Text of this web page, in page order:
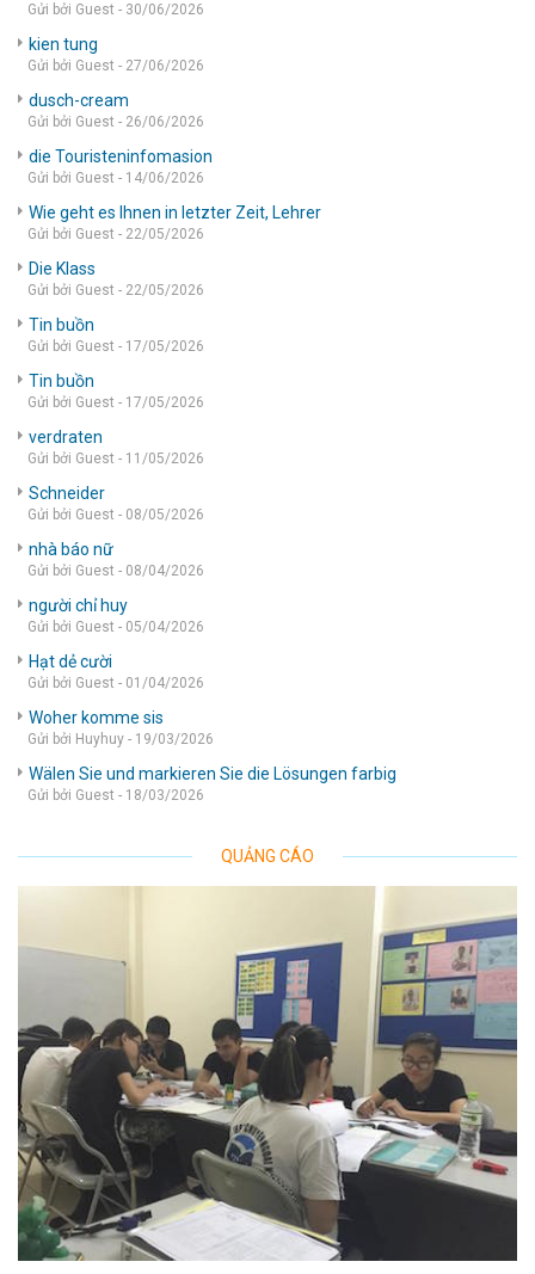
Gửi bởi Guest - 30/06/2026
kien tung
Gửi bởi Guest - 27/06/2026
dusch-cream
Gửi bởi Guest - 26/06/2026
die Touristeninfomasion
Gửi bởi Guest - 14/06/2026
Wie geht es Ihnen in letzter Zeit, Lehrer
Gửi bởi Guest - 22/05/2026
Die Klass
Gửi bởi Guest - 22/05/2026
Tin buồn
Gửi bởi Guest - 17/05/2026
Tin buồn
Gửi bởi Guest - 17/05/2026
verdraten
Gửi bởi Guest - 11/05/2026
Schneider
Gửi bởi Guest - 08/05/2026
nhà báo nữ
Gửi bởi Guest - 08/04/2026
người chỉ huy
Gửi bởi Guest - 05/04/2026
Hạt dẻ cười
Gửi bởi Guest - 01/04/2026
Woher komme sis
Gửi bởi Huyhuy - 19/03/2026
Wälen Sie und markieren Sie die Lösungen farbig
Gửi bởi Guest - 18/03/2026
QUẢNG CÁO